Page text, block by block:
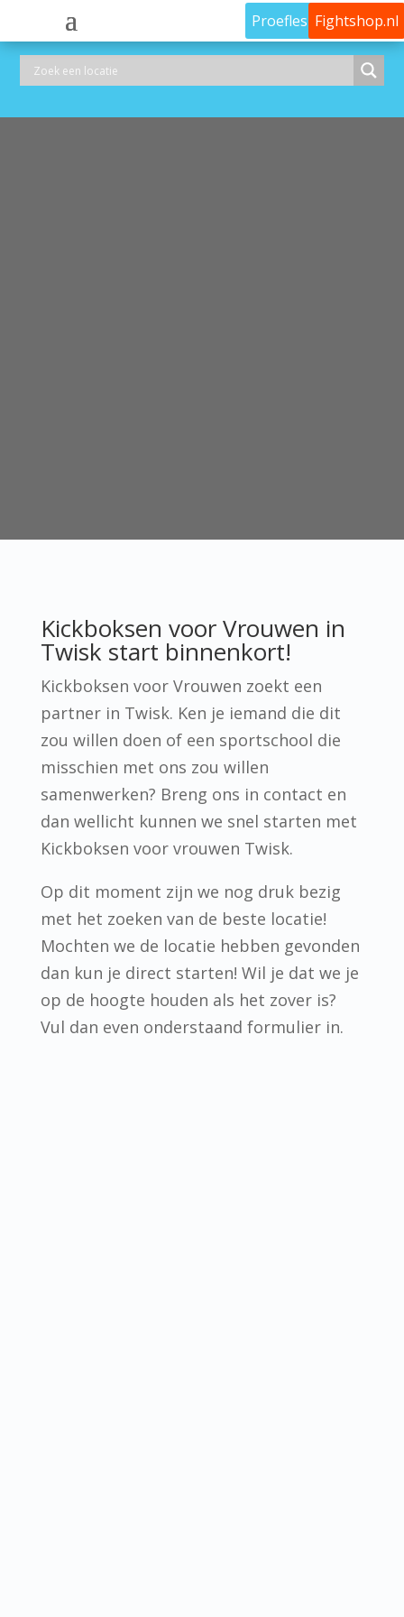
Proefles Fightshop.nl
Kickboksen voor Vrouwen in
Twisk start binnenkort!
Kickboksen voor Vrouwen zoekt een
partner in Twisk. Ken je iemand die dit
zou willen doen of een sportschool die
misschien met ons zou willen
samenwerken? Breng ons in contact en
dan wellicht kunnen we snel starten met
Kickboksen voor vrouwen Twisk.
Op dit moment zijn we nog druk bezig
met het zoeken van de beste locatie!
Mochten we de locatie hebben gevonden
dan kun je direct starten! Wil je dat we je
op de hoogte houden als het zover is?
Vul dan even onderstaand formulier in.